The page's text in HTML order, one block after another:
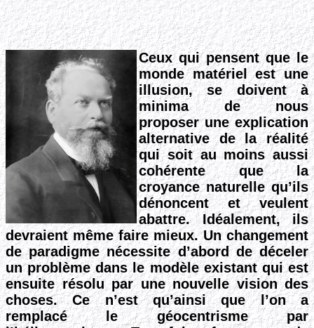
Ceux qui pensent que le
monde matériel est une
illusion, se doivent à
minima de nous
proposer une explication
alternative de la réalité
qui soit au moins aussi
cohérente que la
croyance naturelle qu’ils
dénoncent et veulent
abattre. Idéalement, ils
devraient même faire mieux. Un changement
de paradigme nécessite d’abord de déceler
un problème dans le modèle existant qui est
ensuite résolu par une nouvelle vision des
choses. Ce n’est qu’ainsi que l’on a
remplacé le géocentrisme par